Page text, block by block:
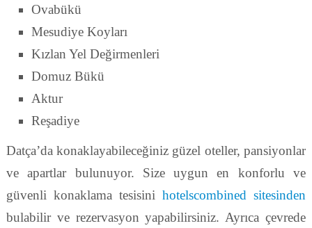
Ovabükü
Mesudiye Koyları
Kızlan Yel Değirmenleri
Domuz Bükü
Aktur
Reşadiye
Datça’da konaklayabileceğiniz güzel oteller, pansiyonlar
ve apartlar bulunuyor. Size uygun en konforlu ve
güvenli konaklama tesisinihotelscombined sitesinden
bulabilir ve rezervasyon yapabilirsiniz. Ayrıca çevrede